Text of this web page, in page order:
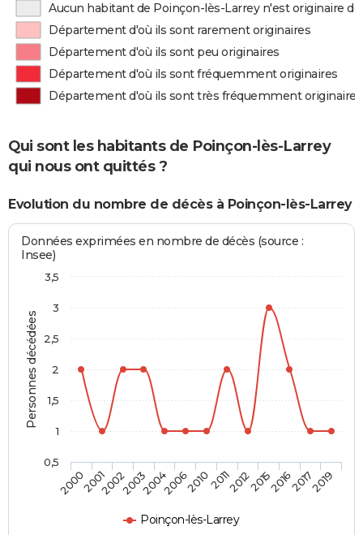
Aucun habitant de Poinçon-lès-Larrey n'est originaire
Département d'où ils sont rarement originaires
Département d'où ils sont peu originaires
Département d'où ils sont fréquemment originaires
Département d'où ils sont très fréquemment originaires
Qui sont les habitants de Poinçon-lès-Larrey
qui nous ont quittés ?
Evolution du nombre de décès à Poinçon-lès-Larrey
Personnes décédées
Données exprimées en nombre de décès (source :
Insee)
Poinçon-lès-Larrey
2000200120022003200420062010201120122015201620172019
0,5
1
1,5
2
2,5
3
3,5